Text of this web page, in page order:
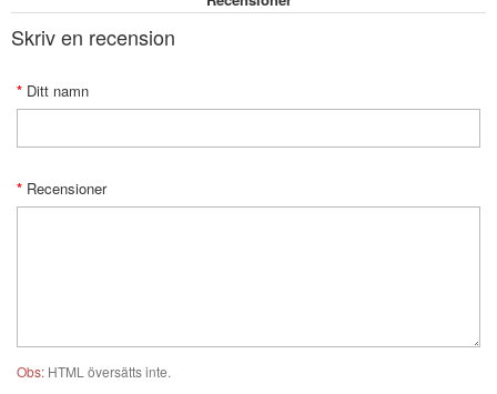
Skriv en recension
Ditt namn
Recensioner
Obs: HTML översätts inte.